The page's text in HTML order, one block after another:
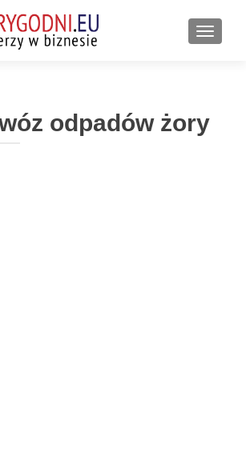
odpadów żory